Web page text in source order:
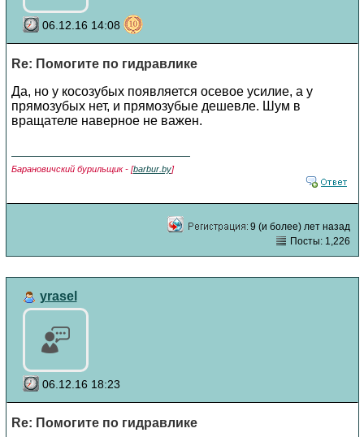
06.12.16 14:08
Re: Помогите по гидравлике
Да, но у косозубых появляется осевое усилие, а у
прямозубых нет, и прямозубые дешевле. Шум в
вращателе наверное не важен.
Барановичский бурильщик - [barbur.by]
9 (и более) лет назад
Посты: 1,226
yrasel
06.12.16 18:23
Re: Помогите по гидравлике